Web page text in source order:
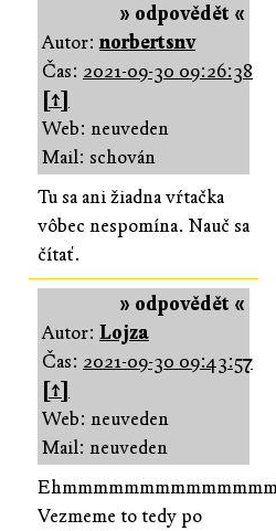
» odpovědět «
Autor:norbertsnv
Čas: 2021-09-30 09:26:38
[↑]
Web: neuveden
Mail: schován
Tu sa ani žiadna vŕtačka
vôbec nespomína. Nauč sa
čítať.
» odpovědět «
Autor: Lojza
Čas: 2021-09-30 09:43:57
[↑]
Web: neuveden
Mail: neuveden
Vezmeme to tedy po